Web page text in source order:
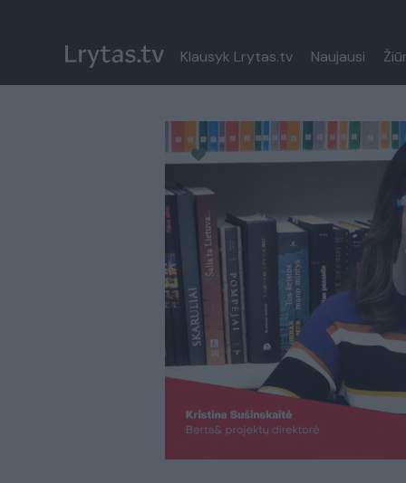
Klausyk Lrytas.tv Naujausi
Paremkite Ukrainą